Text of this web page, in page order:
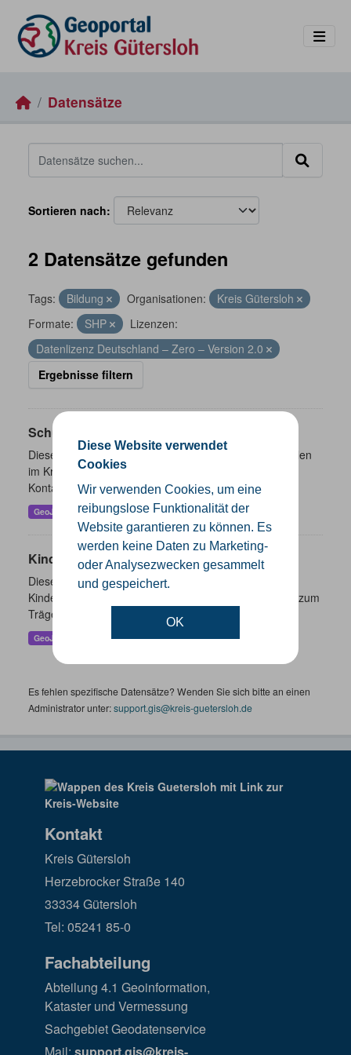
Diese Website verwendet
Cookies
Wir verwenden Cookies, um eine
reibungslose Funktionalität der
Website garantieren zu können. Es
werden keine Daten zu Marketing-
oder Analysezwecken gesammelt
und gespeichert.
OK
Datensätze
Sortieren nach
2 Datensätze gefunden
Tags: Bildung Organisationen:
Kreis Gütersloh
Formate:
SHP
Lizenzen:
Datenlizenz Deutschland – Zero – Version 2.0
Ergebnisse filtern
Schulen
Dieser Datensatz beinhaltet eine Darstellung der Schulen
im Kreis Gütersloh mit Angaben zu Schulform,
Kontaktmöglichkeiten, Pausenzeiten und Schulträger.
GeoJSON SHP
Kindertageseinrichtungen
Dieser Datensatz beinhaltet die Darstellung der
Kindertagesstätten im Kreis Gütersloh sowie Angaben zum
Träger und Kontaktinformationen.
GeoJSON
Es fehlen spezifische Datensätze? Wenden Sie sich bitte an einen
Administrator unter:support.gis@kreis-guetersloh.de
Kontakt
Kreis Gütersloh
Herzebrocker Straße 140
33334 Gütersloh
Tel: 05241 85-0
Fachabteilung
Abteilung 4.1 Geoinformation,
Kataster und Vermessung
Sachgebiet Geodatenservice